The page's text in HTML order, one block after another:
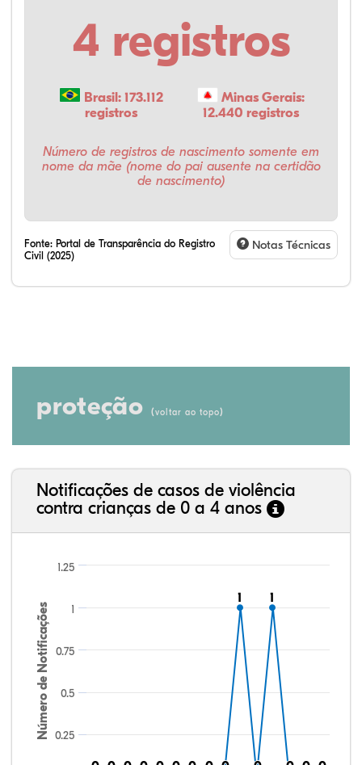
4 registros
Brasil: 173.112
registros
Minas Gerais:
12.440 registros
Número de registros de nascimento somente em
nome da mãe (nome do pai ausente na certidão
de nascimento)
Fonte: Portal de Transparência do Registro
Civil (2025)
Notas Técnicas
proteção (voltar ao topo)
Notificações de casos de violência
contra crianças de 0 a 4 anos
Número de Notificações
11 11
0.25
0.5
0.75
1
1.25